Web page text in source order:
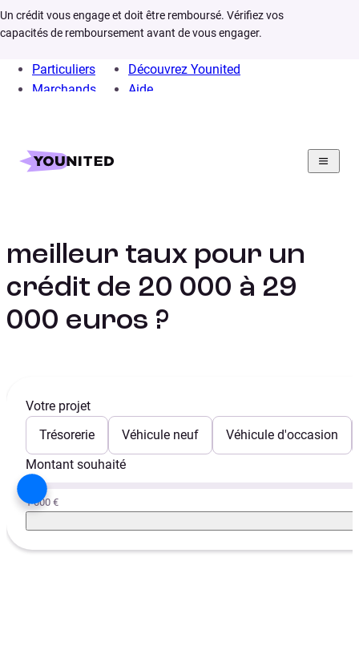
Un crédit vous engage et doit être remboursé. Vérifiez vos
capacités de remboursement avant de vous engager.
Particuliers
Marchands
Découvrez Younited
Aide
Home
Credit 20000 euros 29000 euros
meilleur taux pour un
crédit de 20 000 à 29
000 euros ?
Votre projet
Trésorerie
Véhicule neuf
Véhicule d'occasion
Montant souhaité
1 000 €